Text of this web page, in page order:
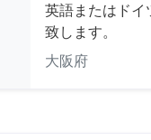
英語またはドイ
致します。
大阪府